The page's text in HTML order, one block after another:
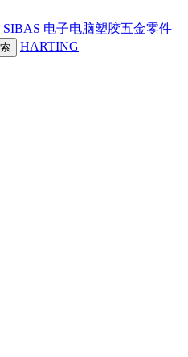
SIBAS 电子电脑塑胶五金零件
HARTING